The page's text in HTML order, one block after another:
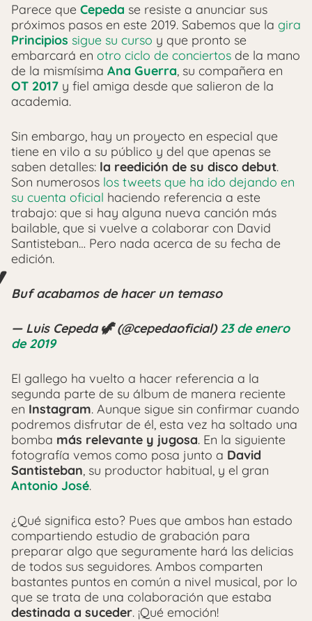
Parece que Cepeda se resiste a anunciar sus
próximos pasos en este 2019. Sabemos que la gira
Principios sigue su curso y que pronto se
embarcará en otro ciclo de conciertos de la mano
de la mismísima Ana Guerra, su compañera en
OT 2017 y fiel amiga desde que salieron de la
academia.
Sin embargo, hay un proyecto en especial que
tiene en vilo a su público y del que apenas se
saben detalles: la reedición de su disco debut.
Son numerosos los tweets que ha ido dejando en
su cuenta oficial haciendo referencia a este
trabajo: que si hay alguna nueva canción más
bailable, que si vuelve a colaborar con David
Santisteban… Pero nada acerca de su fecha de
edición.
Buf acabamos de hacer un temaso
— Luis Cepeda 🦖 (@cepedaoficial)23 de enero
de 2019
El gallego ha vuelto a hacer referencia a la
segunda parte de su álbum de manera reciente
en Instagram. Aunque sigue sin confirmar cuando
podremos disfrutar de él, esta vez ha soltado una
bomba más relevante y jugosa. En la siguiente
fotografía vemos como posa junto a David
Santisteban, su productor habitual, y el gran
Antonio José.
¿Qué significa esto? Pues que ambos han estado
compartiendo estudio de grabación para
preparar algo que seguramente hará las delicias
de todos sus seguidores. Ambos comparten
bastantes puntos en común a nivel musical, por lo
que se trata de una colaboración que estaba
destinada a suceder. ¡Qué emoción!